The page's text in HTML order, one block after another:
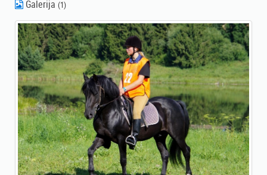
Galerija (1)